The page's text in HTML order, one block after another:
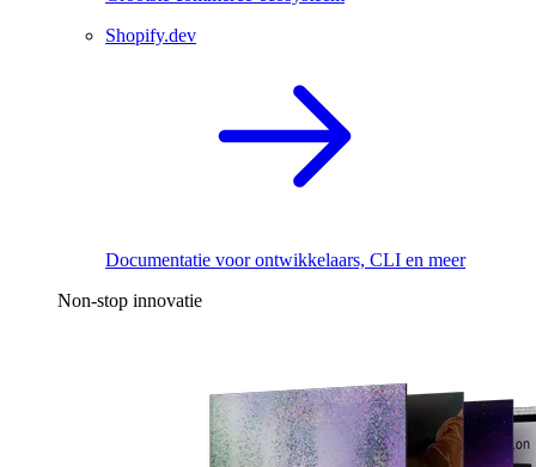
Shopify.dev
Documentatie voor ontwikkelaars, CLI en meer
Non-stop innovatie